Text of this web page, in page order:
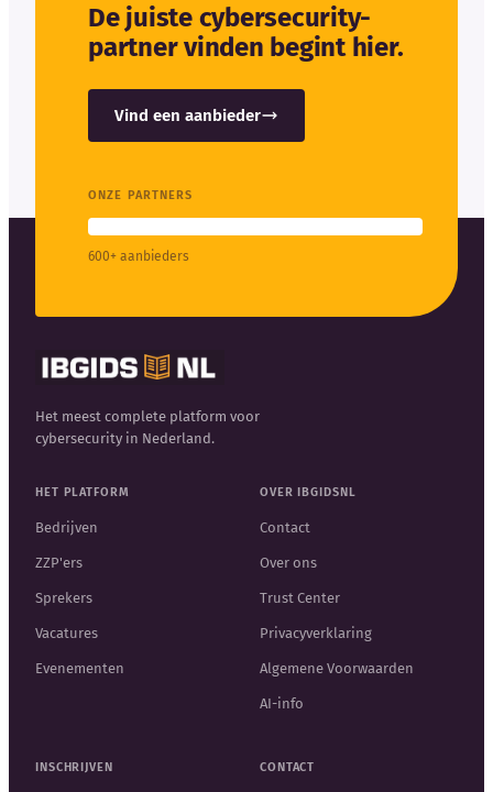
De juiste cybersecurity-
partner vinden begint hier.
Vind een aanbieder
ONZE PARTNERS
600+ aanbieders
Het meest complete platform voor
cybersecurity in Nederland.
HET PLATFORM
Bedrijven
ZZP'ers
Sprekers
Vacatures
Evenementen
OVER IBGIDSNL
Contact
Over ons
Trust Center
Privacyverklaring
Algemene Voorwaarden
AI-info
INSCHRIJVEN CONTACT